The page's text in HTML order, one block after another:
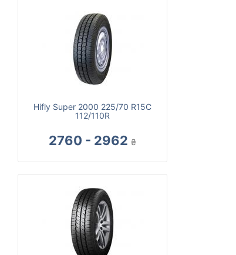
Hifly Super 2000 225/70 R15C
112/110R
2760 - 2962 ₴